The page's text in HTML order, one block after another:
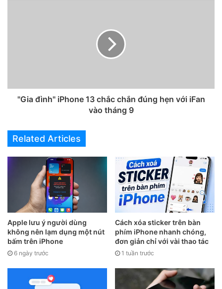
Bước 2:Siri sẽ hỏi các bạn cần gửi tin nhắn thoại này đến
cho ai. Bạn hãy đọc tên người nhận hoặc từng số điện thoại
được tên tiếng Việt nên bạn cần lưu lại tên trong danh bạ.
"Gia đình" iPhone 13 chắc chắn đúng hẹn với iFan
vào tháng 9
Related Articles
Apple lưu ý người dùng
không nên lạm dụng một nút
bấm trên iPhone
6 ngày trước
Cách xóa sticker trên bàn
phím iPhone nhanh chóng,
đơn giản chỉ với vài thao tác
1 tuần trước